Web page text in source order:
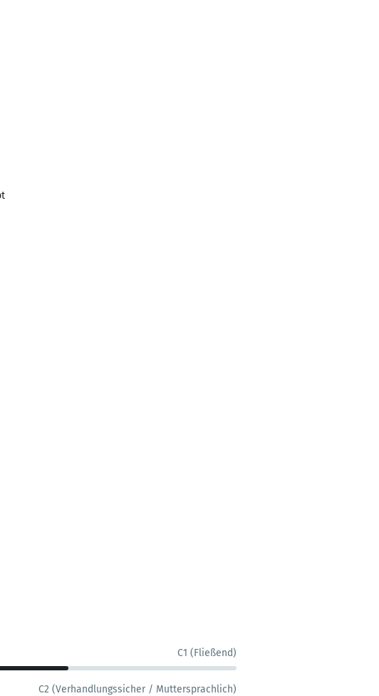
C1 (Fließend)
C2 (Verhandlungssicher / Muttersprachlich)